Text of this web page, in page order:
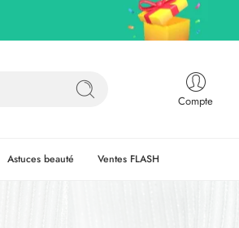
Compte
Astuces beauté Ventes FLASH